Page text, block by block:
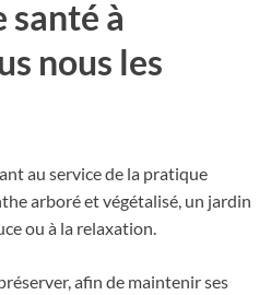
santé à
nous les
au service de la pratique
arboré et végétalisé, un jardin
ou à la relaxation.
afin de maintenir ses